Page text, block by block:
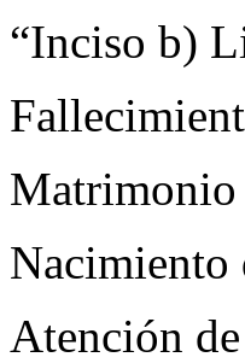
“Inciso b)
Matrimonio
Nacimiento
Atención